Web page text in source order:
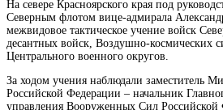
На севере Красноярского края под
Северным флотом вице-адмирала
межвидовое тактическое учение войск
десантных войск, Воздушно-космических
Центрального военного округов.
За ходом учения наблюдали заместитель
Российской Федерации – начальник
управления Вооруженных Сил Российской